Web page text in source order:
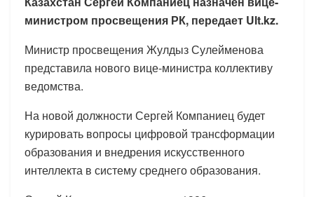
министром просвещения РК, передает Ult.kz.
Министр просвещения Жулдыз Сулейменова
представила нового вице-министра коллективу
ведомства.
На новой должности Сергей Компаниец будет
курировать вопросы цифровой трансформации
образования и внедрения искусственного
интеллекта в систему среднего образования.